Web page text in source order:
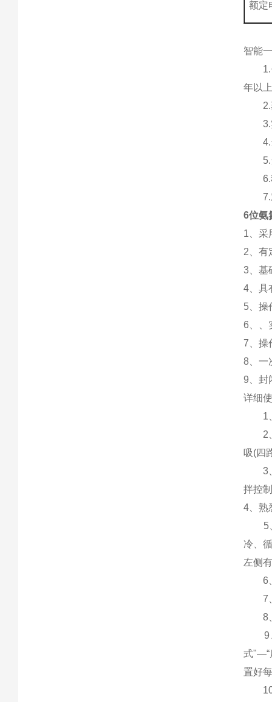
额定
智能
1.仪
年以
2.蒸
3.实
4.当
5.当
6.称
7.对
6位氨
1、采
2、有
3、基
4、具
5、操
6、、
7、操
8、一
9、封
详细
1、
2、
吸(四
3、
拌控
4、熟
5、
冷、
左侧
6、
7、
8、
9、
式"—“
置好
10